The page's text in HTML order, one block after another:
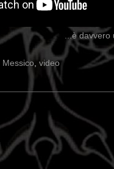
...è
Messico, video